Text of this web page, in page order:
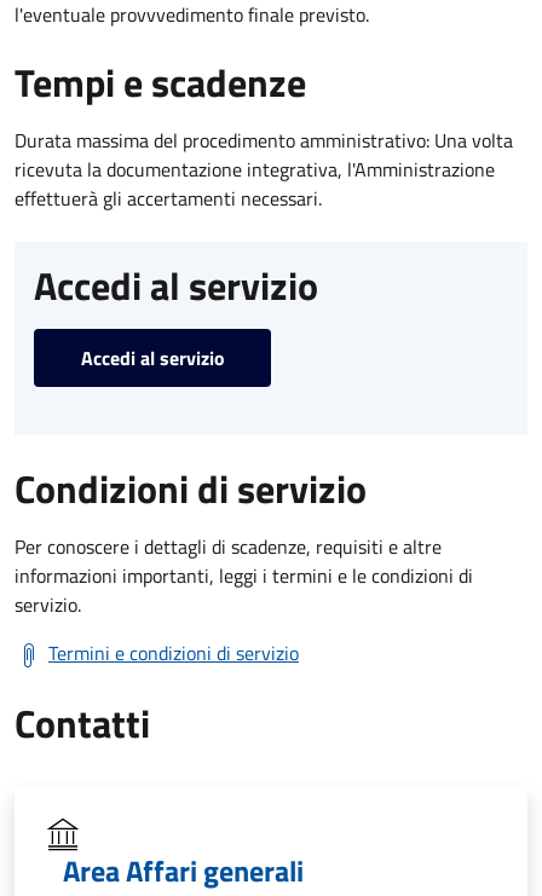
l'eventuale provvvedimento finale previsto.
Tempi e scadenze
Durata massima del procedimento amministrativo: Una volta
ricevuta la documentazione integrativa, l'Amministrazione
effettuerà gli accertamenti necessari.
Accedi al servizio
Accedi al servizio
Condizioni di servizio
Per conoscere i dettagli di scadenze, requisiti e altre
informazioni importanti, leggi i termini e le condizioni di
servizio.
Termini e condizioni di servizio
Contatti
Area Affari generali